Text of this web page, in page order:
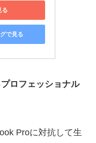
る
で見る
ロフェッショナル
Proに対抗して生